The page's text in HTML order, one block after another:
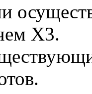
Х3.